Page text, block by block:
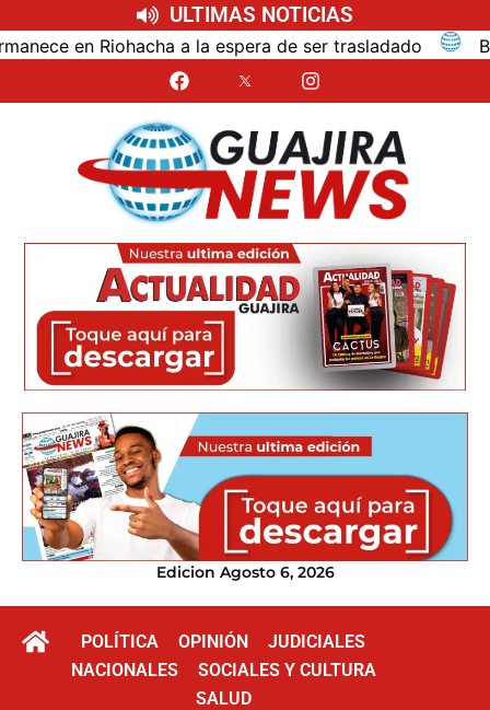
ULTIMAS NOTICIAS
en Riohacha a la espera de ser trasladado
Edicion Agosto 6, 2026
POLÍTICA OPINIÓN
JUDICIALES
NACIONALES
SOCIALES Y CULTURA
SALUD